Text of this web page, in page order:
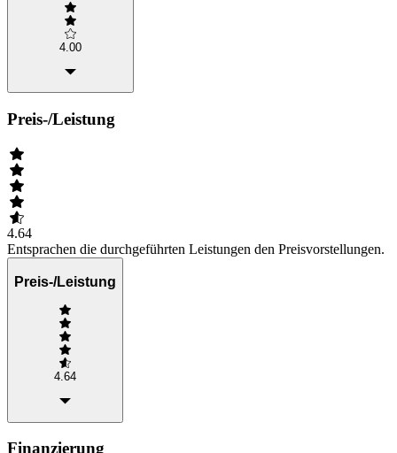
4.00
Preis-/Leistung
4.64
Entsprachen die durchgeführten Leistungen den Preisvorstellungen.
Preis-/Leistung
4.64
Finanzierung